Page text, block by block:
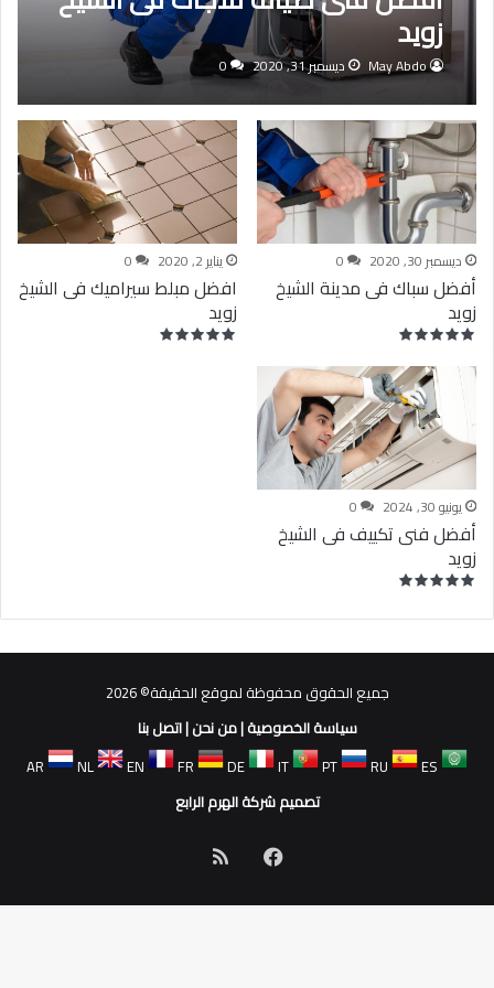
زويد
May Abdo ديسمبر 31, 2020 0
ديسمبر 30, 2020 0
أفضل سباك فى مدينة الشيخ
زويد
يناير 2, 2020 0
افضل مبلط سيراميك فى الشيخ
زويد
يونيو 30, 2024 0
أفضل فنى تكييف فى الشيخ
زويد
جميع الحقوق محفوظة لموقع الحقيقة© 2026
سياسة الخصوصية|من نحن|اتصل بنا
AR
NL EN FR DE IT PT RU
ES
تصميم شركة الهرم الرابع
فيسبوك
الموقع